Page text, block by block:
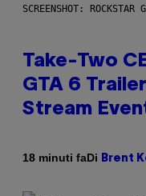
SCREENSHOT: ROCKSTAR
Take-Two
GTA 6
Stream
18 minuti faDi Brent